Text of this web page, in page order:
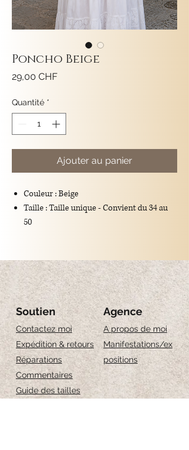
Poncho Beige
29,00 CHFPrix
Quantité *
Ajouter au panier
Couleur : Beige
Taille : Taille unique - Convient du 34 au
50
Motif : Couleur unie
Soutien
Contactez moi
Expédition & retours
Réparations
Commentaires
Guide des tailles
Agence
A propos de moi
Manifestations/ex
positions